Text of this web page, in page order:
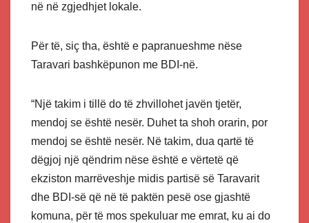
në në zgjedhjet lokale.
Për të, siç tha, është e papranueshme nëse
Taravari bashkëpunon me BDI-në.
“Një takim i tillë do të zhvillohet javën tjetër,
mendoj se është nesër. Duhet ta shoh orarin, por
mendoj se është nesër. Në takim, dua qartë të
dëgjoj një qëndrim nëse është e vërtetë që
ekziston marrëveshje midis partisë së Taravarit
dhe BDI-së që në të paktën pesë ose gjashtë
komuna, për të mos spekuluar me emrat, ku ai do